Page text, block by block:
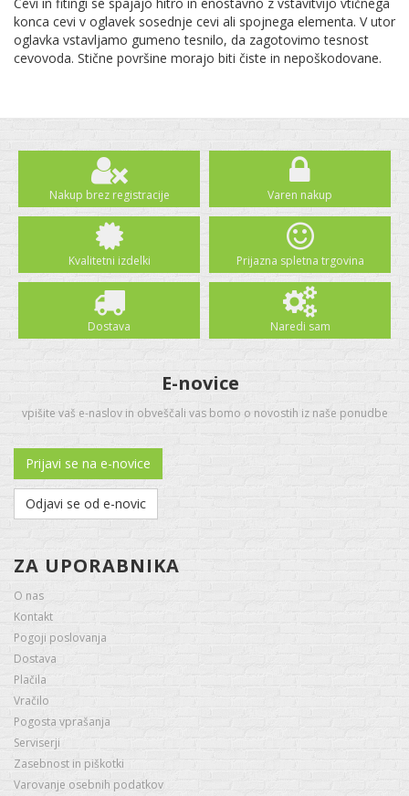
konca cevi v oglavek sosednje cevi ali spojnega elementa. V utor
oglavka vstavljamo gumeno tesnilo, da zagotovimo tesnost
cevovoda. Stične površine morajo biti čiste in nepoškodovane.
Nakup brez registracije Varen nakup
Kvalitetni izdelki Prijazna spletna trgovina
Dostava Naredi sam
E-novice
vpišite vaš e-naslov in obveščali vas bomo o novostih iz naše ponudbe
Prijavi se na e-novice
Odjavi se od e-novic
ZA UPORABNIKA
O nas
Kontakt
Pogoji poslovanja
Dostava
Plačila
Vračilo
Pogosta vprašanja
Serviserji
Zasebnost in piškotki
Varovanje osebnih podatkov